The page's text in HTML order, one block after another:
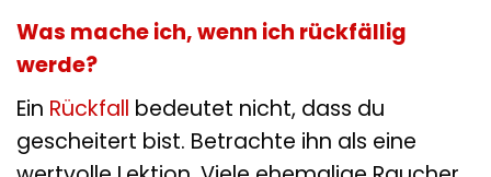
Was mache ich, wenn ich rückfällig
werde?
Ein Rückfall bedeutet nicht, dass du
gescheitert bist. Betrachte ihn als eine